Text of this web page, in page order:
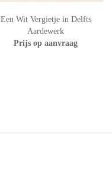
Een Wit Vergietje in Delfts
Aardewerk
Prijs op aanvraag